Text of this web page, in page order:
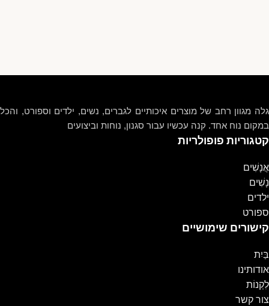
גלה מגוון רחב של מוצרים איכותיים לגברים, נשים, ילדים וספורט, והכל
במקום נוח אחד. קנה עכשיו עבור סגנון, נוחות וביצועים
קטגוריות פופולריות
אֲנָשִׁים
נָשִׁים
ילדים
ספורט
קישורים שימושיים
בַּיִת
אודותינו
לִקְנוֹת
צור קשר